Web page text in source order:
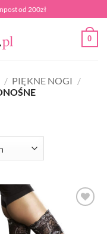
od 200zł
0
/ PIĘKNE NOGI /